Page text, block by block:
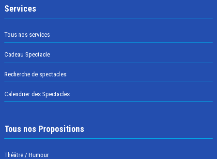
Services
Tous nos services
Cadeau Spectacle
Recherche de spectacles
Calendrier des Spectacles
Tous nos Propositions
Théâtre / Humour